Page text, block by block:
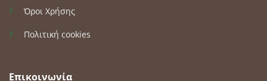
Όροι Χρήσης
Πολιτική cookies
Επικοινωνία